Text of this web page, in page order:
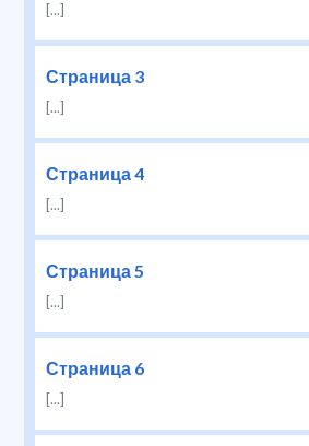
[...]
Страница 3
[...]
Страница 4
[...]
Страница 5
[...]
Страница 6
[...]